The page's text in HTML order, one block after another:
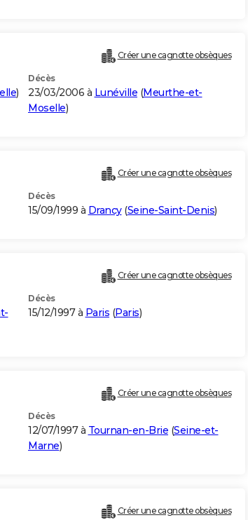
Créer une cagnotte obsèques
)
Décès
23/03/2006 à Lunéville (Meurthe-et-
Moselle)
Créer une cagnotte obsèques
Décès
15/09/1999 à Drancy(Seine-Saint-Denis)
Créer une cagnotte obsèques
Décès
15/12/1997 à Paris (Paris)
Créer une cagnotte obsèques
Décès
12/07/1997 à Tournan-en-Brie (Seine-et-
Marne)
Créer une cagnotte obsèques